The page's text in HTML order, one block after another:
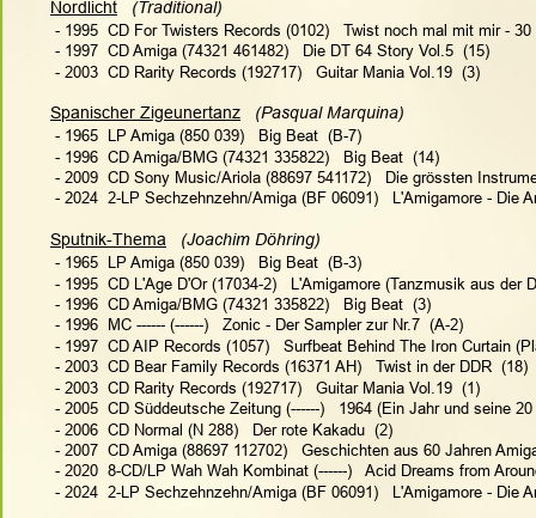
Nordlicht
  (Traditional)
- 1995  CD For Twisters Records (0102)   Twist noch mal mit mir -
- 1997  CD Amiga (74321 461482)   Die DT 64 Story Vol.5  (15)
- 2003  CD Rarity Records (192717)   Guitar Mania Vol.19  (3)
Spanischer Zigeunertanz
  (Pasqual Marquina)
- 1965  LP Amiga (850 039)   Big Beat  (B-7)
- 1996  CD Amiga/BMG (74321 335822)   Big Beat  (14)
- 2009  CD Sony Music/Ariola (88697 541172)   Die grössten
- 2024  2-LP Sechzehnzehn/Amiga (BF 06091)   L'Amigamore - Die
Sputnik-Thema
  (Joachim Döhring)
- 1965  LP Amiga (850 039)   Big Beat  (B-3)
- 1995  CD L'Age D'Or (17034-2)   L'Amigamore (Tanzmusik aus der
- 1996  CD Amiga/BMG (74321 335822)   Big Beat  (3)
- 1996  MC ------ (------)   Zonic - Der Sampler zur Nr.7  (A-2)
- 1997  CD AIP Records (1057)   Surfbeat Behind The Iron Curtain
- 2003  CD Bear Family Records (16371 AH)   Twist in der DDR  (18)
- 2003  CD Rarity Records (192717)   Guitar Mania Vol.19  (1)
- 2005  CD Süddeutsche Zeitung (------)   1964 (Ein Jahr und seine
- 2006  CD Normal (N 288)   Der rote Kakadu  (2)
- 2007  CD Amiga (88697 112702)   Geschichten aus 60 Jahren
- 2020  8-CD/LP Wah Wah Kombinat (------)   Acid Dreams from
- 2024  2-LP Sechzehnzehn/Amiga (BF 06091)   L'Amigamore - Die